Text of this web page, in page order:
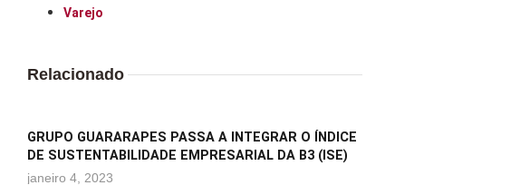
Varejo
Relacionado
GRUPO GUARARAPES PASSA A INTEGRAR O ÍNDICE
DE SUSTENTABILIDADE EMPRESARIAL DA B3 (ISE)
janeiro 4, 2023